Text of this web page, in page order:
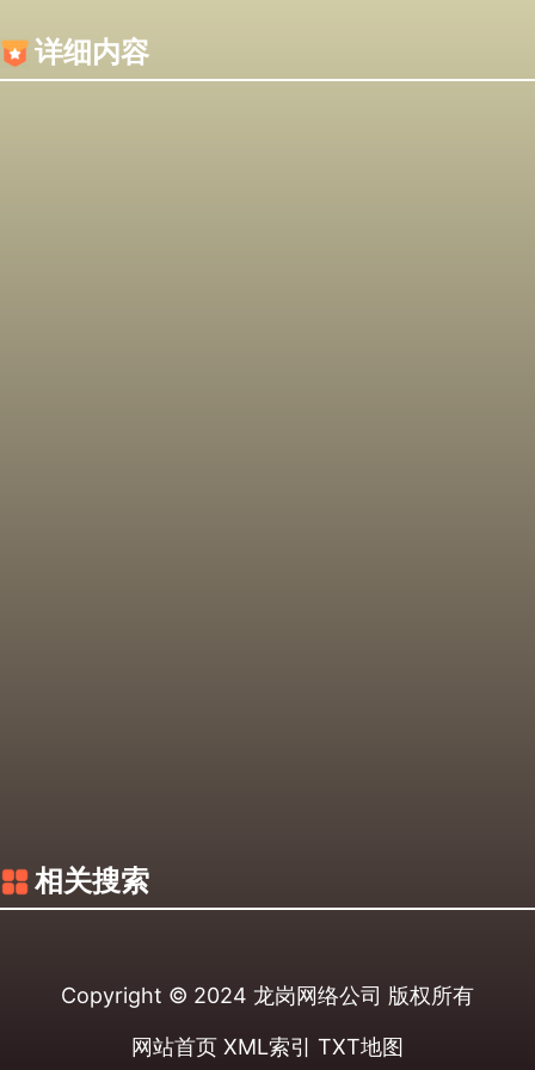
详细内容
相关搜索
Copyright © 2024 龙岗网络公司 版权所有
网站首页 XML索引 TXT地图